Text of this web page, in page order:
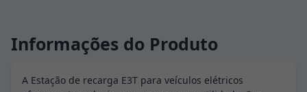
Informações do Produto
A Estação de recarga E3T para veículos elétricos